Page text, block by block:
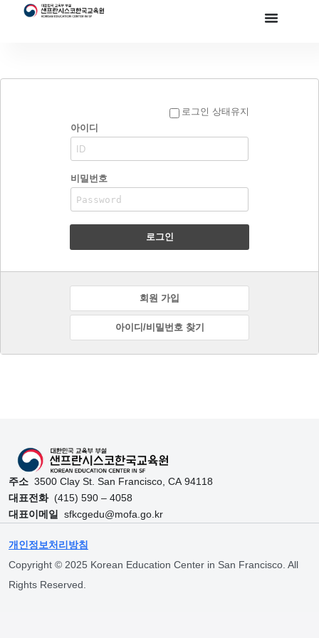
로그인 상태유지
아이디
비밀번호
로그인
회원 가입
아이디/비밀번호 찾기
주소 3500 Clay St. San Francisco, CA 94118
대표전화(415) 590 – 4058
대표이메일
sfkcgedu@mofa.go.kr
개인정보처리방침
Copyright © 2025 Korean Education Center in San Francisco. All
Rights Reserved.